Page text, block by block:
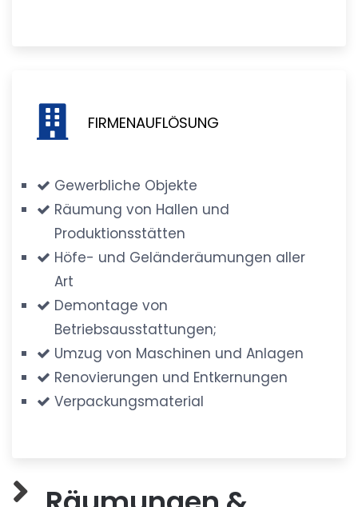
FIRMENAUFLÖSUNG
Gewerbliche Objekte
Räumung von Hallen und
Produktionsstätten
Höfe- und Geländeräumungen aller
Art
Demontage von
Betriebsausstattungen;
Umzug von Maschinen und Anlagen
Renovierungen und Entkernungen
Verpackungsmaterial